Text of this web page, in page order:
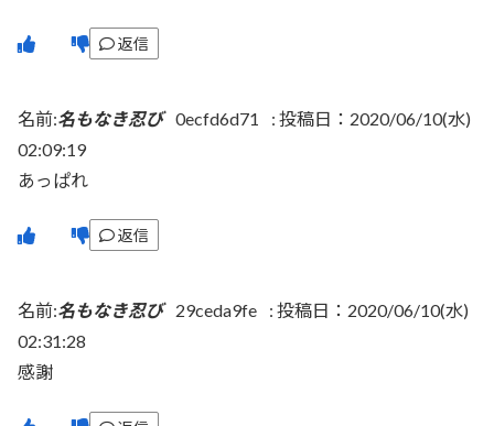
返信
名前:名もなき忍び 0ecfd6d71 : 投稿日：2020/06/10(水)
02:09:19
あっぱれ
返信
名前:名もなき忍び 29ceda9fe : 投稿日：2020/06/10(水)
02:31:28
感謝